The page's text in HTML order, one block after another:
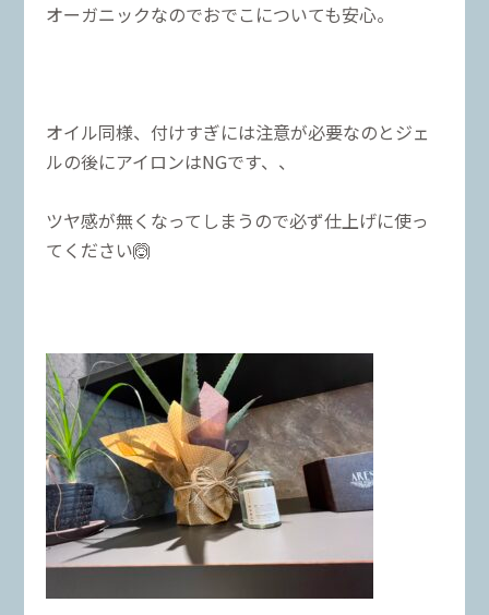
オーガニックなのでおでこについても安心。
オイル同様、付けすぎには注意が必要なのとジェ
ルの後にアイロンはNGです、、
ツヤ感が無くなってしまうので必ず仕上げに使っ
てください🙆